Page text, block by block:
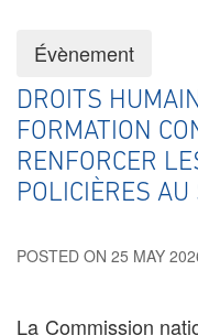
Évènement
DROITS
FORMATION
RENFORCER
POLICIÈRES AU
POSTED ON 25 MAY
La Commission